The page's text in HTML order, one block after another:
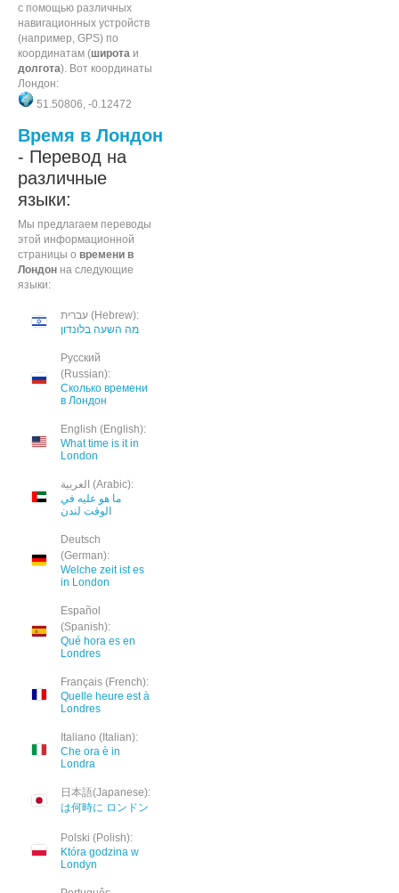
с помощью различных
навигационных устройств
(например, GPS) по
координатам (широта и
долгота). Вот координаты
Лондон:
51.50806, -0.12472
Время в Лондон
- Перевод на
различные
языки:
Мы предлагаем переводы
этой информационной
страницы о времени в
Лондон на следующие
языки:
עברית (Hebrew):
מה השעה בלונדון
Русский
(Russian):
Сколько времени
в Лондон
English (English):
What time is it in
London
العربية (Arabic):
ما هو عليه في
الوقت لندن
Deutsch
(German):
Welche zeit ist es
in London
Español
(Spanish):
Qué hora es en
Londres
Français (French):
Quelle heure est à
Londres
Italiano (Italian):
Che ora è in
Londra
日本語(Japanese):
は何時に ロンドン
Polski (Polish):
Która godzina w
Londyn